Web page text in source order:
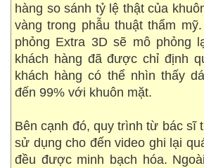
hàng so sánh tỷ lệ thật của
vàng trong phẫu thuật thẩm
phỏng Extra 3D sẽ mô phỏng
khách hàng đã được chỉ định
khách hàng có thể nhìn thấy
đến 99% với khuôn mặt.
Bên cạnh đó, quy trình từ bác sĩ
sử dụng cho đến video ghi lại
đều được minh bạch hóa.